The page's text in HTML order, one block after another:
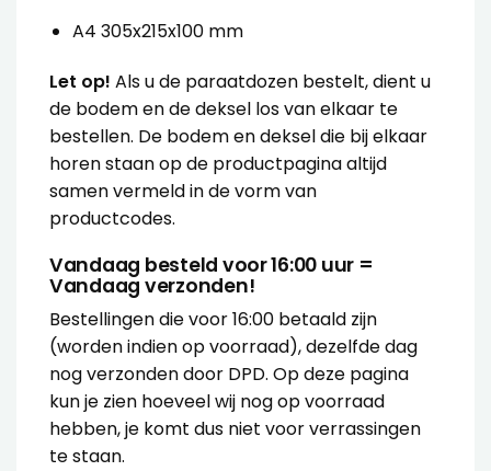
A4 305x215x100 mm
Let op! Als u de paraatdozen bestelt, dient u
de bodem en de deksel los van elkaar te
bestellen. De bodem en deksel die bij elkaar
horen staan op de productpagina altijd
samen vermeld in de vorm van
productcodes.
Vandaag besteld voor 16:00 uur =
Vandaag verzonden!
Bestellingen die voor 16:00 betaald zijn
(worden indien op voorraad), dezelfde dag
nog verzonden door DPD. Op deze pagina
kun je zien hoeveel wij nog op voorraad
hebben, je komt dus niet voor verrassingen
te staan.